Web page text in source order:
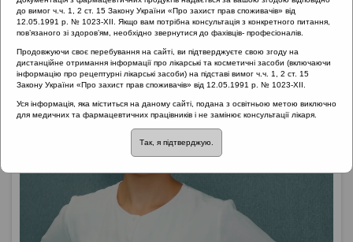
до вимог ч.ч. 1, 2 ст. 15 Закону України «Про захист прав споживачів» від
12.05.1991 р. № 1023-XII. Якщо вам потрібна консультація з конкретного питання,
пов’язаного зі здоров’ям, необхідно звернутися до фахівців- професіоналів.
Продовжуючи своє перебування на сайті, ви підтверджуєте свою згоду на
дистанційне отримання інформації про лікарські та косметичні засоби (включаючи
інформацію про рецептурні лікарські засоби) на підставі вимог ч.ч. 1, 2 ст. 15
Закону України «Про захист прав споживачів» від 12.05.1991 р. № 1023-XII.
Уся інформація, яка міститься на даному сайті, подана з освітньою метою виключно
для медичних та фармацевтичних працівників і не замінює консультації лікаря.
Так, я підтверджую.